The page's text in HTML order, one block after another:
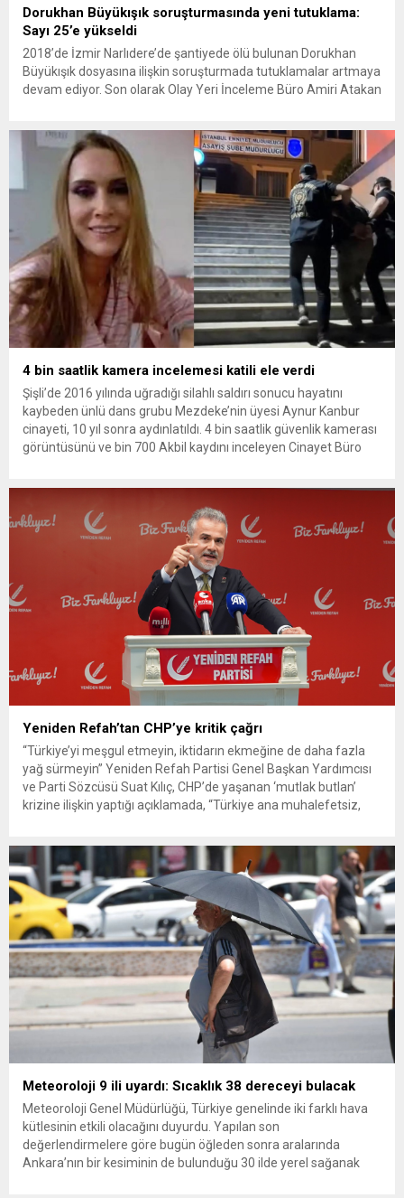
Dorukhan Büyükışık soruşturmasında yeni tutuklama:
Sayı 25’e yükseldi
2018’de İzmir Narlıdere’de şantiyede ölü bulunan Dorukhan
Büyükışık dosyasına ilişkin soruşturmada tutuklamalar artmaya
devam ediyor. Son olarak Olay Yeri İnceleme Büro Amiri Atakan
bulunan Dorukhan Büyükışık’a ilişkin yeniden açılan
soruşturmada tutuklamalar genişliyor. Son olarak dönemin...
4 bin saatlik kamera incelemesi katili ele verdi
Şişli’de 2016 yılında uğradığı silahlı saldırı sonucu hayatını
kaybeden ünlü dans grubu Mezdeke’nin üyesi Aynur Kanbur
cinayeti, 10 yıl sonra aydınlatıldı. 4 bin saatlik güvenlik kamerası
görüntüsünü ve bin 700 Akbil kaydını inceleyen Cinayet Büro
Yeniden Refah’tan CHP’ye kritik çağrı
“Türkiye’yi meşgul etmeyin, iktidarın ekmeğine de daha fazla
yağ sürmeyin” Yeniden Refah Partisi Genel Başkan Yardımcısı
ve Parti Sözcüsü Suat Kılıç, CHP’de yaşanan ‘mutlak butlan’
krizine ilişkin yaptığı açıklamada, “Türkiye ana muhalefetsiz,
olun. Türkiye’yi...
Meteoroloji 9 ili uyardı: Sıcaklık 38 dereceyi bulacak
Meteoroloji Genel Müdürlüğü, Türkiye genelinde iki farklı hava
kütlesinin etkili olacağını duyurdu. Yapılan son
değerlendirmelere göre bugün öğleden sonra aralarında
Ankara’nın bir kesiminin de bulunduğu 30 ilde yerel sağanak